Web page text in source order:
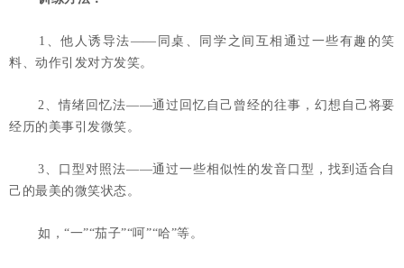
1、他人诱导法——同桌、同学之间互相通过一些有趣的笑
料、动作引发对方发笑。
2、情绪回忆法——通过回忆自己曾经的往事，幻想自己将要
经历的美事引发微笑。
3、口型对照法——通过一些相似性的发音口型，找到适合自
己的最美的微笑状态。
如，“一”“茄子”“呵”“哈”等。